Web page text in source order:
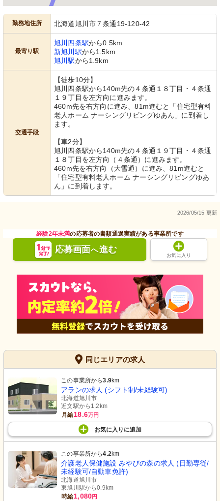
勤務地住所 北海道旭川市７条通19-120-42
最寄り駅
旭川四条駅から0.5km
新旭川駅から1.5km
旭川駅から1.9km
交通手段
【徒歩10分】
旭川四条駅から140m先の４条通１８丁目・４条通
１９丁目を左方向に進みます。
460m先を右方向に進み、81m進むと「住宅型有料
老人ホーム ナーシングリビングゆあん」に到着し
ます。
【車2分】
旭川四条駅から140m先の４条通１９丁目・４条通
１８丁目を左方向（４条通）に進みます。
460m先を右方向（大雪通）に進み、81m進むと
「住宅型有料老人ホーム ナーシングリビングゆあ
ん」に到着します。
2026/05/15 更新
経験2年未満の応募者の書類通過実績がある事業所です
応募画面へ進む
お気に入り
同じエリアの求人
この事業所から3.9km
アランの求人 (シフト制/未経験可)
北海道旭川市
近文駅から1.2km
月給18.6万円
お気に入り に追加
この事業所から4.2km
介護老人保健施設 みやびの森の求人 (日勤専従/
未経験可/自動車免許)
北海道旭川市
東旭川駅から0.9km
時給1,080円